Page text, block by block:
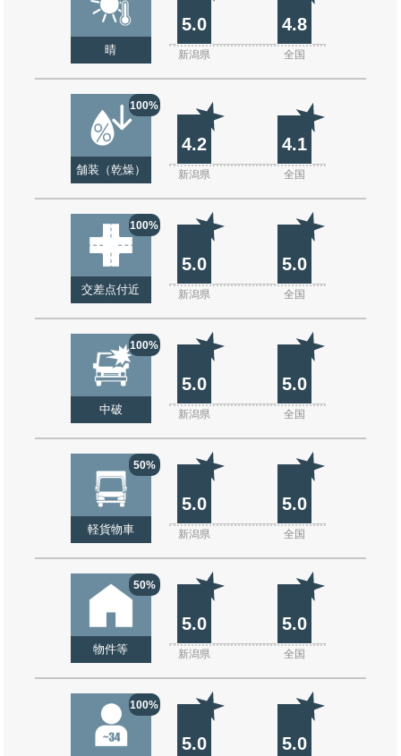
晴
5.0 4.8
新潟県 全国
100%
舗装（乾燥）
4.2 4.1
新潟県 全国
100%
交差点付近
5.0 5.0
新潟県 全国
100%
中破
5.0 5.0
新潟県 全国
50%
軽貨物車
5.0 5.0
新潟県 全国
50%
物件等
5.0 5.0
新潟県 全国
100%
5.0 5.0